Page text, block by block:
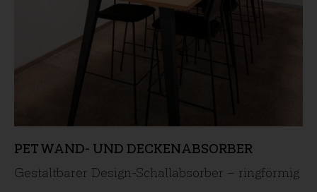
PET WAND- UND DECKENABSORBER
Gestaltbarer Design-Schallabsorber – ringförmig